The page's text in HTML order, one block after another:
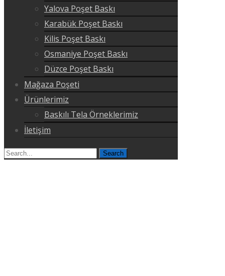
Yalova Poşet Baskı
Karabük Poşet Baskı
Kilis Poşet Baskı
Osmaniye Poşet Baskı
Düzce Poşet Baskı
Mağaza Poşeti
Ürünlerimiz
Baskılı Tela Örneklerimiz
İletişim
Search